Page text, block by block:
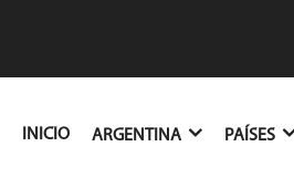
INICIO(CURRENT)
ARGENTINA PAÍSES